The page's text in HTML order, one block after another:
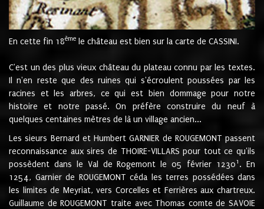
En cette fin 18ème le château est bien sur la carte de CASSINI.
C'est un des plus vieux château du plateau connu par les textes.
Il n'en reste que des ruines qui s'écroulent poussées par les
racines et les arbres, ce qui est bien dommage pour notre
histoire et notre passé. On préfère construire du neuf à
quelques centaines mètres de là un village ancien...
Les sieurs Bernard et Humbert GARNIER de ROUGEMONT passent
reconnaissance aux sires de THOIRE-VILLARS pour tout ce qu'ils
possèdent dans le Val de Rogemont le 05 février 12301 . En
1254, Garnier de ROUGEMONT céda les terres possédées dans
les limites de Meyriat, vers Corcelles et Ferrières aux chartreux.
Guillaume de ROUGEMONT traite avec Thomas comte de SAVOIE